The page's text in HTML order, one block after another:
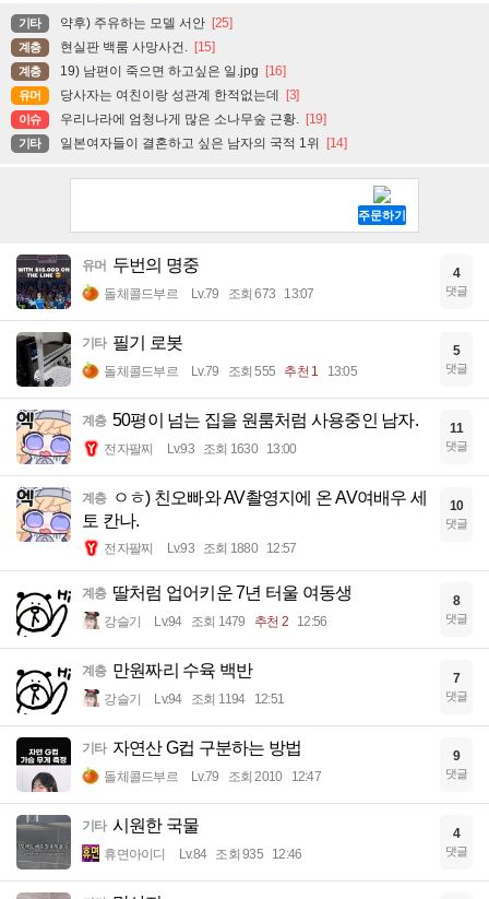
기타 약후) 주유하는 모델 서안 [25]
계층 현실판 백룸 사망사건. [15]
계층 19) 남편이 죽으면 하고싶은 일.jpg [16]
유머 당사자는 여친이랑 성관계 한적없는데 [3]
이슈 우리나라에 엄청나게 많은 소나무숲 근황. [19]
기타 일본여자들이 결혼하고 싶은 남자의 국적 1위 [14]
유머 두번의 명중
돌체콜드부르 Lv.79 조회 673 13:07
4
댓글
기타 필기 로봇
돌체콜드부르 Lv.79 조회 555 추천 1 13:05
5
댓글
계층 50평이 넘는 집을 원룸처럼 사용중인 남자.
전자팔찌 Lv.93 조회 1630 13:00
11
댓글
계층
ㅇㅎ) 친오빠와 AV촬영지에 온 AV여배우 세
토 칸나.
전자팔찌 Lv.93 조회 1880 12:57
10
댓글
계층 딸처럼 업어키운 7년 터울 여동생
강슬기 Lv.94 조회 1479 추천 2 12:56
8
댓글
계층 만원짜리 수육 백반
강슬기 Lv.94 조회 1194 12:51
7
댓글
기타 자연산 G컵 구분하는 방법
돌체콜드부르 Lv.79 조회 2010 12:47
9
댓글
기타 시원한 국물
휴면아이디 Lv.84 조회 935 12:46
4
댓글